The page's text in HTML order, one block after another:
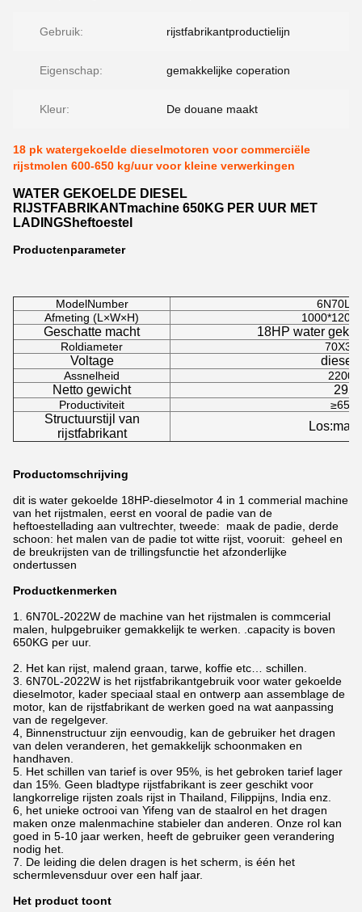
Gebruik: rijstfabrikantproductielijn
Eigenschap: gemakkelijke coperation
Kleur: De douane maakt
18 pk watergekoelde dieselmotoren voor commerciële
rijstmolen 600-650 kg/uur voor kleine verwerkingen
WATER GEKOELDE DIESEL
RIJSTFABRIKANTmachine 650KG PER UUR MET
LADINGSheftoestel
Productenparameter
ModelNumber
6N70L-
Afmeting (L×W×H)
Geschatte macht 18HP water
Roldiameter
Voltage
Assnelheid
Netto gewicht
Productiviteit
Structuurstijl van
rijstfabrikant
Productomschrijving
dit is water gekoelde 18HP-dieselmotor 4 in 1 commerial machine
van het rijstmalen, eerst en vooral de padie van de
heftoestellading aan vultrechter, tweede: maak de padie, derde
schoon: het malen van de padie tot witte rijst, vooruit: geheel en
de breukrijsten van de trillingsfunctie het afzonderlijke
ondertussen
Productkenmerken
1. 6N70L-2022W de machine van het rijstmalen is commcerial
malen, hulpgebruiker gemakkelijk te werken. .capacity is boven
650KG per uur.
2. Het kan rijst, malend graan, tarwe, koffie etc… schillen.
3. 6N70L-2022W is het rijstfabrikantgebruik voor water gekoelde
dieselmotor, kader speciaal staal en ontwerp aan assemblage de
motor, kan de rijstfabrikant de werken goed na wat aanpassing
van de regelgever.
4, Binnenstructuur zijn eenvoudig, kan de gebruiker het dragen
van delen veranderen, het gemakkelijk schoonmaken en
handhaven.
5. Het schillen van tarief is over 95%, is het gebroken tarief lager
dan 15%. Geen bladtype rijstfabrikant is zeer geschikt voor
langkorrelige rijsten zoals rijst in Thailand, Filippijns, India enz.
6, het unieke octrooi van Yifeng van de staalrol en het dragen
maken onze malenmachine stabieler dan anderen. Onze rol kan
goed in 5-10 jaar werken, heeft de gebruiker geen verandering
nodig het.
7. De leiding die delen dragen is het scherm, is één het
schermlevensduur over een half jaar.
Het product toont